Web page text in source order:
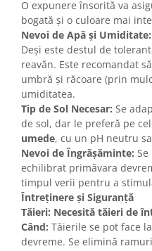
O expunere însorită va
bogată și o culoare mai
Nevoi de Apă și Umiditate:
Deși este destul de
reavăn. Este recomandat
umbră și răcoare (prin
umiditatea.
Tip de Sol Necesar: Se
de sol, dar le preferă pe
umede, cu un pH neutru
Nevoi de Îngrășăminte:
echilibrat primăvara
timpul verii pentru a
Întreținere și Siguranță
Tăieri: Necesită tăieri de
Când: Tăierile se pot face
devreme. Se elimină